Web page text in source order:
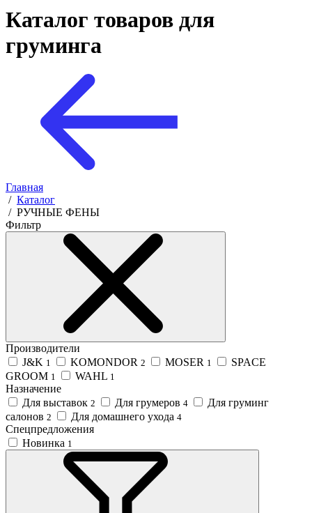
Каталог товаров для
груминга
Главная
/ Каталог
/ РУЧНЫЕ ФЕНЫ
Фильтр
Производители
J&K 1 KOMONDOR 2 MOSER 1
SPACE
GROOM 1 WAHL 1
Назначение
Для выставок 2 Для грумеров 4
Для груминг
салонов 2 Для домашнего ухода 4
Спецпредложения
Новинка 1